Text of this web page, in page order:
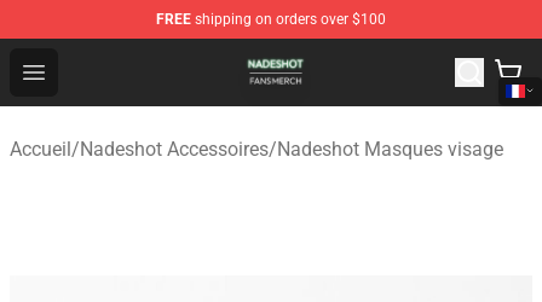
FREE shipping on orders over $100
Open menu
Nadeshot Shop - Official Nadeshot Merchandise Store
Accueil/Nadeshot Accessoires/Nadeshot Masques visage